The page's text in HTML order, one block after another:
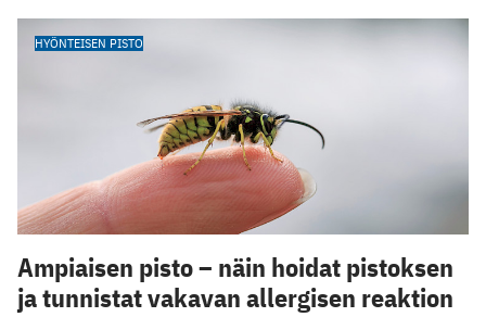
HYÖNTEISEN PISTO
Ampiaisen pisto – näin hoidat pistoksen
ja tunnistat vakavan allergisen reaktion